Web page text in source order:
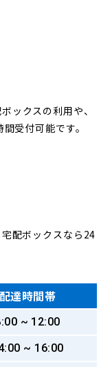
ックスの利用や、
受付可能です。
配ボックスなら24
配達時間帯
~ 12:00
~ 16:00